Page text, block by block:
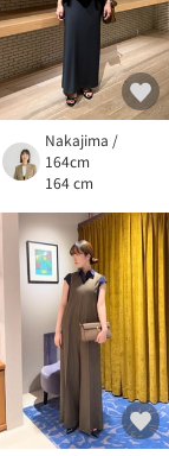
Nakajima /
164cm
164 cm